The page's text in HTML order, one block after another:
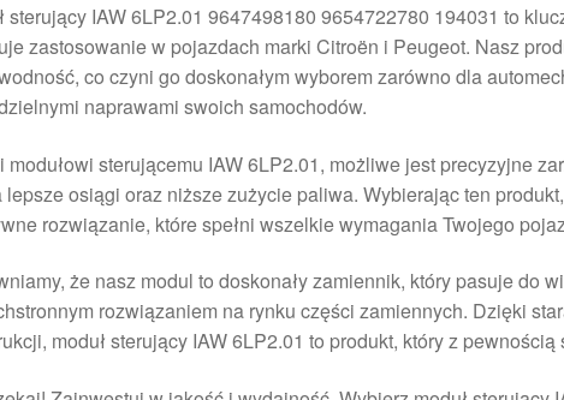
sterujący IAW 6LP2.01 9647498180 9654722780 194031 to
zastosowanie w pojazdach marki Citroën i Peugeot. Nasz
co czyni go doskonałym wyborem zarówno dla
naprawami swoich samochodów.
modułowi sterującemu IAW 6LP2.01, możliwe jest precyzyjne
lepsze osiągi oraz niższe zużycie paliwa. Wybierając ten
rozwiązanie, które spełni wszelkie wymagania Twojego
że nasz modul to doskonały zamiennik, który pasuje do
rozwiązaniem na rynku części zamiennych. Dzięki
moduł sterujący IAW 6LP2.01 to produkt, który z